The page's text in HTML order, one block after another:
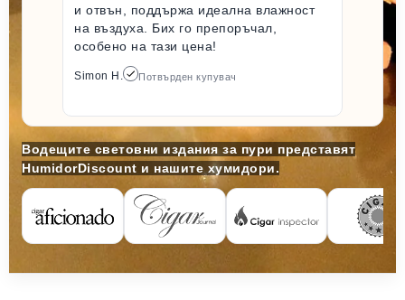
и отвън, поддържа идеална влажност
на въздуха. Бих го препоръчал,
особено на тази цена!
Simon H. Потвърден купувач
Водещите световни издания за пури представят
HumidorDiscount и нашите хумидори.